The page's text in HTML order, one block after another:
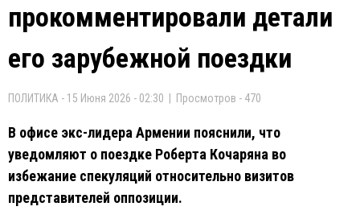
прокомментировали детали
его зарубежной поездки
ПОЛИТИКА - 15 Июня 2026 - 02:30 | Просмотров - 470
В офисе экс-лидера Армении пояснили, что
уведомляют о поездке Роберта Кочаряна во
избежание спекуляций относительно визитов
представителей оппозиции.